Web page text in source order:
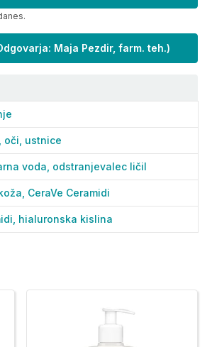
Maja Pezdir, farm. teh.)
oči, ustnice
voda, odstranjevalec ličil
CeraVe Ceramidi
hialuronska kislina